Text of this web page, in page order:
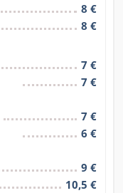
8 €
8 €
7 €
7 €
7 €
6 €
9 €
10,5 €